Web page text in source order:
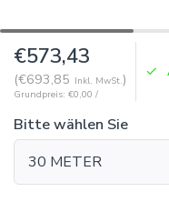
€573,43
(€693,85 Inkl. MwSt.)
Grundpreis: €0,00 /
Bitte wählen Sie
30 METER